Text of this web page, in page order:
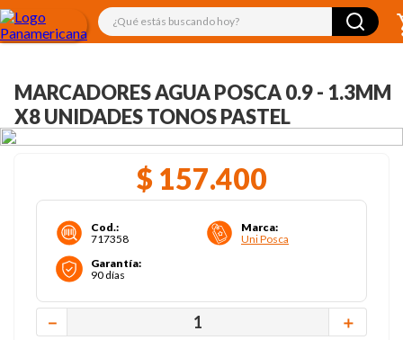
¿Qué estás buscando hoy?
MARCADORES AGUA POSCA 0.9 - 1.3MM
X8 UNIDADES TONOS PASTEL
$ 157.400
Cod.:
717358
Marca:
Uni Posca
Garantía:
90 días
＋
－